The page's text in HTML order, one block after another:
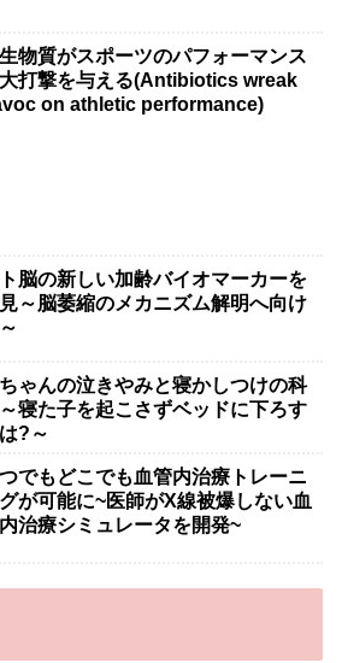
物質がスポーツのパフォーマンス
打撃を与える(Antibiotics wreak
on athletic performance)
脳の新しい加齢バイオマーカーを
～脳萎縮のメカニズム解明へ向け
ゃんの泣きやみと寝かしつけの科
寝た子を起こさずベッドに下ろす
?～
でもどこでも血管内治療トレーニ
が可能に~医師がX線被爆しない血
治療シミュレータを開発~